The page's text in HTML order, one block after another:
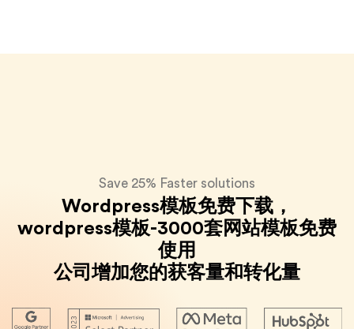
Save 25% Faster solutions
Wordpress模板免费下载，
wordpress模板-3000套网站模板免费
使用
公司增加您的获客量和转化量